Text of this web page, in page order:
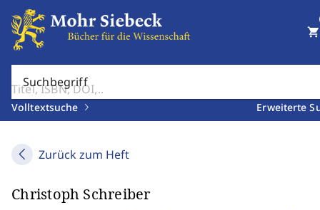
Suchbegriff
Volltextsuche Erweiterte
shopping_cart
Zurück zum Heft
Christoph Schreiber